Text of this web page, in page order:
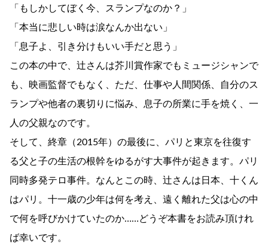
「もしかしてぼく今、スランプなのか？」
「本当に悲しい時は涙なんか出ない」
「息子よ、引き分けもいい手だと思う」
この本の中で、辻さんは芥川賞作家でもミュージシャンで
も、映画監督でもなく、ただ、仕事や人間関係、自分のス
ランプや他者の裏切りに悩み、息子の所業に手を焼く、一
人の父親なのです。
そして、終章（2015年）の最後に、パリと東京を往復す
る父と子の生活の根幹をゆるがす大事件が起きます。パリ
同時多発テロ事件。なんとこの時、辻さんは日本、十くん
はパリ。十一歳の少年は何を考え、遠く離れた父は心の中
で何を呼びかけていたのか……どうぞ本書をお読み頂けれ
ば幸いです。